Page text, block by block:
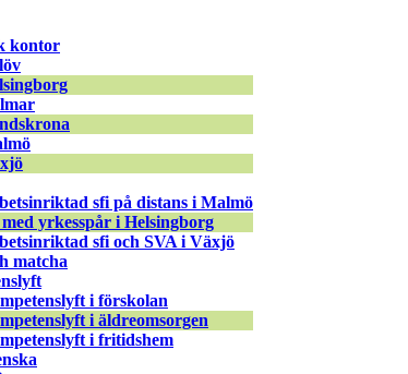
kontor
sfi på distans i Malmö
yrkesspår i Helsingborg
sfi och SVA i Växjö
matcha
i förskolan
i äldreomsorgen
i fritidshem
2023